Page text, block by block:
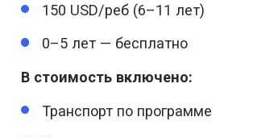
150 USD/реб (6–11 лет)
0–5 лет — бесплатно
В стоимость включено:
Транспорт по программе